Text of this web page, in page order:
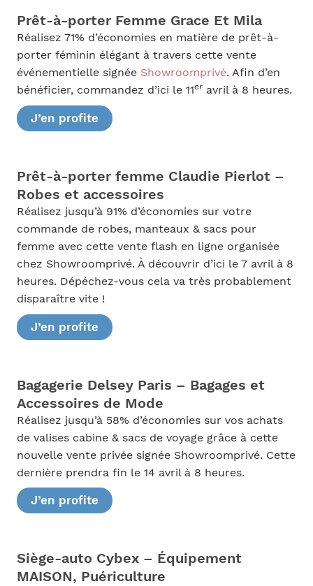
Prêt-à-porter Femme Grace Et Mila
Réalisez 71% d’économies en matière de prêt-à-
porter féminin élégant à travers cette vente
événementielle signée Showroomprivé. Afin d’en
bénéficier, commandez d’ici le 11eravril à 8 heures.
J’en profite
Prêt-à-porter femme Claudie Pierlot –
Robes et accessoires
Réalisez jusqu’à 91% d’économies sur votre
commande de robes, manteaux & sacs pour
femme avec cette vente flash en ligne organisée
chez Showroomprivé. À découvrir d’ici le 7 avril à 8
heures. Dépéchez-vous cela va très probablement
disparaître vite !
J’en profite
Bagagerie Delsey Paris – Bagages et
Accessoires de Mode
Réalisez jusqu’à 58% d’économies sur vos achats
de valises cabine & sacs de voyage grâce à cette
nouvelle vente privée signée Showroomprivé. Cette
dernière prendra fin le 14 avril à 8 heures.
J’en profite
Siège-auto Cybex – Équipement
MAISON, Puériculture